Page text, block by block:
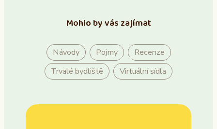
Mohlo by vás zajímat
Návody Pojmy
Recenze
Trvalé bydliště
Virtuální sídla